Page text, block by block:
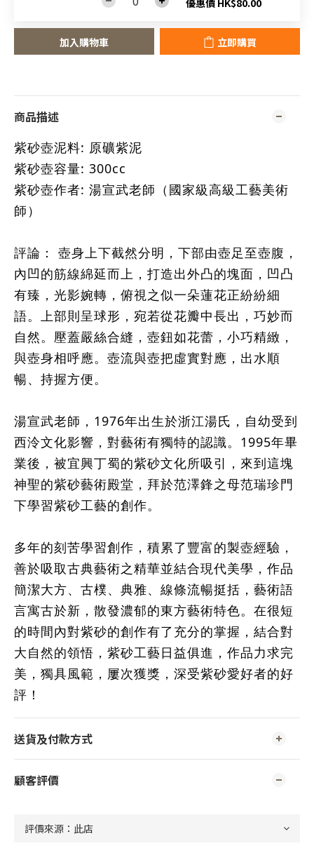
優惠價 HK$80.00
加入購物車 立即購買
商品描述
紫砂壺泥料: 原礦紫泥
紫砂壺容量: 300cc
紫砂壺作者: 湯宣武老師（國家級高級工藝美術
師）
評論： 壺身上下截然分明，下部由壺足至壺腹，
內凹的筋線綿延而上，打造出外凸的塊面，凹凸
有臻，光影婉轉，俯視之似一朵蓮花正紛紛細
語。上部則呈球形，宛若從花瓣中長出，巧妙而
自然。壓蓋嚴絲合縫，壺鈕如花蕾，小巧精緻，
與壺身相呼應。壺流與壺把虛實對應，出水順
暢、持握方便。
湯宣武老師，1976年出生於浙江湯氏，自幼受到
西泠文化影響，對藝術有獨特的認識。1995年畢
業後，被宜興丁蜀的紫砂文化所吸引，來到這塊
神聖的紫砂藝術殿堂，拜於范澤鋒之母范瑞珍門
下學習紫砂工藝的創作。
多年的刻苦學習創作，積累了豐富的製壺經驗，
善於吸取古典藝術之精華並結合現代美學，作品
簡潔大方、古樸、典雅、線條流暢挺括，藝術語
言寓古於新，散發濃郁的東方藝術特色。在很短
的時間內對紫砂的創作有了充分的掌握，結合對
大自然的領悟，紫砂工藝日益俱進，作品力求完
美，獨具風範，屢次獲獎，深受紫砂愛好者的好
評！
送貨及付款方式
顧客評價